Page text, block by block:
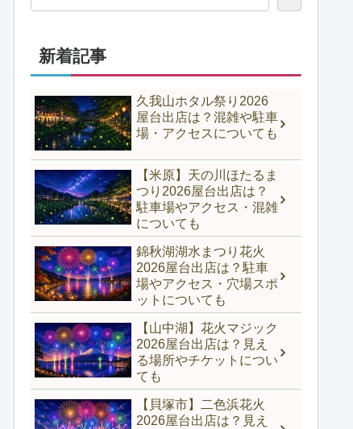
新着記事
久我山ホタル祭り2026
屋台出店は？混雑や駐車
場・アクセスについても
【米原】天の川ほたるま
つり2026屋台出店は？
駐車場やアクセス・混雑
についても
錦秋湖湖水まつり花火
2026屋台出店は？駐車
場やアクセス・穴場スポ
ットについても
【山中湖】花火マジック
2026屋台出店は？見え
る場所やチケットについ
ても
【貝塚市】二色浜花火
2026屋台出店は？見え